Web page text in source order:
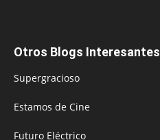
Otros Blogs Interesantes
Supergracioso
Estamos de Cine
Futuro Eléctrico